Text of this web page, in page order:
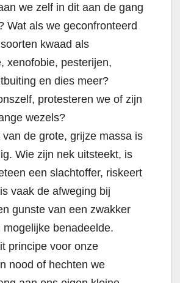
we zelf in dit aan de gang
Wat als we geconfronteerd
kwaad als
xenofobie, pesterijen,
en dies meer?
protesteren we of zijn
wezels?
van de grote, grijze massa is
Wie zijn nek uitsteekt, is
een slachtoffer, riskeert
vaak de afweging bij
gunste van een zwakker
mogelijke benadeelde.
principe voor onze
nood of hechten we